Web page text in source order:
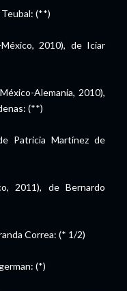
(**)
México, 2010), de Iciar
Alemania, 2010),
(**)
Patricia Martínez de
2011), de Bernardo
Correa: (* 1/2)
(*)